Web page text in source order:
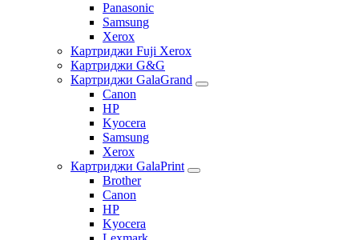
Panasonic
Samsung
Xerox
Картриджи Fuji Xerox
Картриджи G&G
Картриджи GalaGrand
Canon
HP
Kyocera
Samsung
Xerox
Картриджи GalaPrint
Brother
Canon
HP
Kyocera